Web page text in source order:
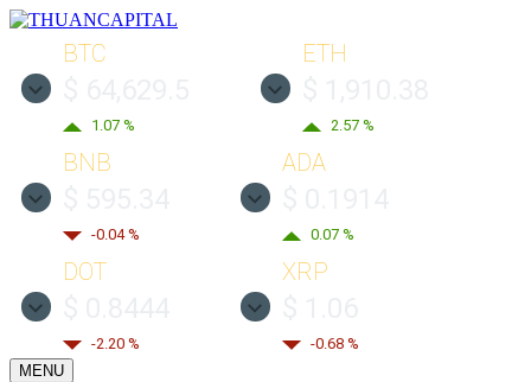
BTC
1.07 %
ETH
2.57 %
BNB
-0.04 %
ADA
0.07 %
DOT
-2.20 %
XRP
-0.68 %
MENU